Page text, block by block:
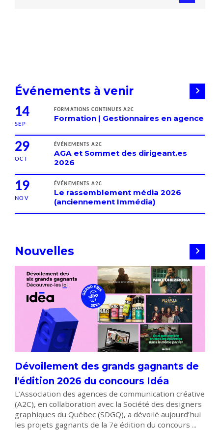
Événements à venir
14
SEP
FORMATIONS CONTINUES A2C
Formation | Gestionnaires en agence
29
OCT
ÉVÉNEMENTS A2C
AGA et Sommet des dirigeant.es
2026
19
NOV
ÉVÉNEMENTS A2C
Le rassemblement média 2026
(anciennement Immédia)
Nouvelles
Dévoilement des grands gagnants de
l'édition 2026 du concours Idéa
L’Association des agences de communication créative
(A2C), en collaboration avec la Société des designers
graphiques du Québec (SDGQ), a dévoilé aujourd’hui
les projets gagnants de la 7e édition du concours ...